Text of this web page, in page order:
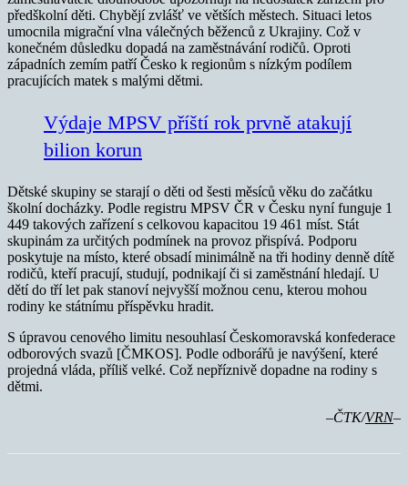
předškolní děti. Chybějí zvlášť ve větších městech. Situaci letos
umocnila migrační vlna válečných běženců z Ukrajiny. Což v
konečném důsledku dopadá na zaměstnávání rodičů. Oproti
západních zemím patří Česko k regionům s nízkým podílem
pracujících matek s malými dětmi.
Výdaje MPSV příští rok prvně atakují
bilion korun
Dětské skupiny se starají o děti od šesti měsíců věku do začátku
školní docházky. Podle registru MPSV ČR v Česku nyní funguje 1
449 takových zařízení s celkovou kapacitou 19 461 míst. Stát
skupinám za určitých podmínek na provoz přispívá. Podporu
poskytuje na místo, které obsadí minimálně na tři hodiny denně dítě
rodičů, kteří pracují, studují, podnikají či si zaměstnání hledají. U
dětí do tří let pak stanoví nejvyšší možnou cenu, kterou mohou
rodiny ke státnímu příspěvku hradit.
S úpravou cenového limitu nesouhlasí Českomoravská konfederace
odborových svazů [ČMKOS]. Podle odborářů je navýšení, které
projedná vláda, příliš velké. Což nepříznivě dopadne na rodiny s
dětmi.
–ČTK/VRN–